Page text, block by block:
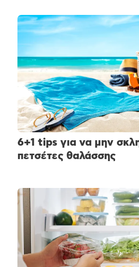
6+1 tips για να μην
πετσέτες θαλάσσης